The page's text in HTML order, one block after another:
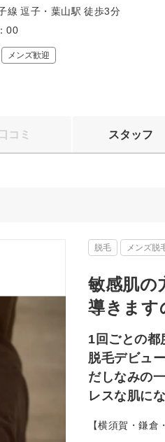
線 逗子・葉山駅 徒歩3分
00
メンズ歓迎
口コミ スタッフ
脱毛 メンズ脱
敏感肌の
導きます
1回ごとの
脱毛デビュ
だしなみの
レスな肌に
【横須賀・鎌倉